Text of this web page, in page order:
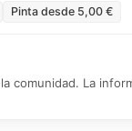
Pinta desde 5,00 €
comunidad. La